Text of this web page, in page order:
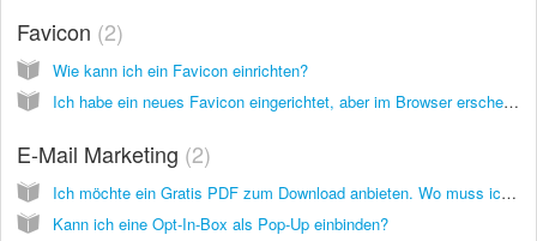
Favicon 2
Wie kann ich ein Favicon einrichten?
Ich habe ein neues Favicon eingerichtet, aber im Browser erscheint immer noch das alte. Warum?
E-Mail Marketing 2
Ich möchte ein Gratis PDF zum Download anbieten. Wo muss ich die Datei hochladen und wie kann ich darauf verlinken?
Kann ich eine Opt-In-Box als Pop-Up einbinden?